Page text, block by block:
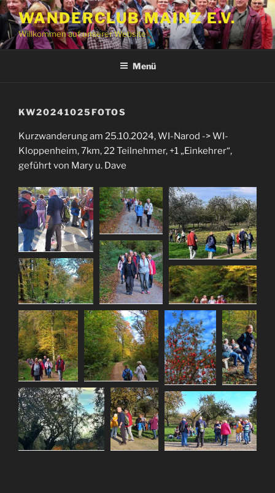
Zum
Inhalt
springen
WANDERCLUB MAINZ E.V.
Willkommen auf unserer Website
Menü
KW20241025FOTOS
Kurzwanderung am 25.10.2024, WI-Narod -> WI-
Kloppenheim, 7km, 22 Teilnehmer, +1 „Einkehrer“,
geführt von Mary u. Dave